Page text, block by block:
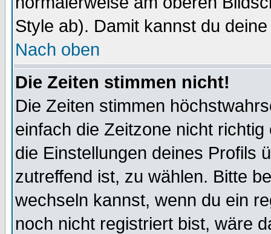
Style ab). Damit kannst du
Nach oben
Die Zeiten stimmen nicht!
Die Zeiten stimmen
einfach die Zeitzone nicht
die Einstellungen deines Profils
zutreffend ist, zu wählen. Bitte
wechseln kannst, wenn du ein
noch nicht registriert bist, wäre